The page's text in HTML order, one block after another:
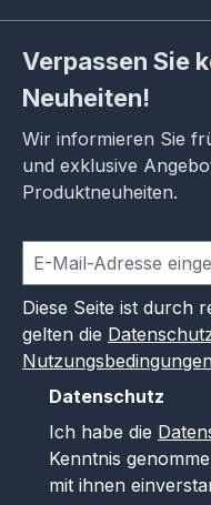
Verpassen Sie
Neuheiten!
Wir informieren Sie
und exklusive
Produktneuheiten.
Diese Seite ist durch
gelten die
Datenschutz
Ich habe die
Kenntnis
mit ihnen